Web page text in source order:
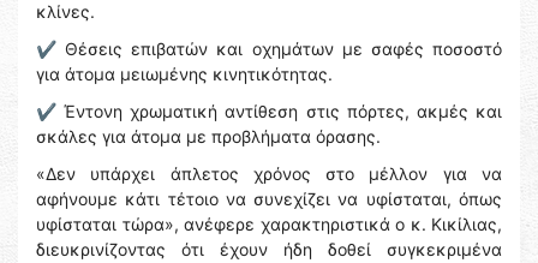
κλίνες.
✔️ Θέσεις επιβατών και οχημάτων με σαφές ποσοστό
για άτομα μειωμένης κινητικότητας.
✔️ Έντονη χρωματική αντίθεση στις πόρτες, ακμές και
σκάλες για άτομα με προβλήματα όρασης.
«Δεν υπάρχει άπλετος χρόνος στο μέλλον για να
αφήνουμε κάτι τέτοιο να συνεχίζει να υφίσταται, όπως
υφίσταται τώρα», ανέφερε χαρακτηριστικά ο κ. Κικίλιας,
διευκρινίζοντας ότι έχουν ήδη δοθεί συγκεκριμένα